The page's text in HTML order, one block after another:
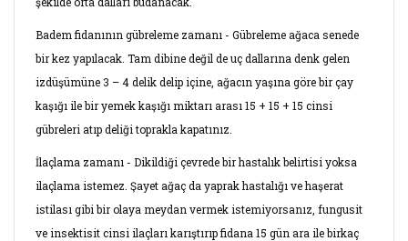
Badem fidanının gübreleme zamanı - Gübreleme ağaca senede
bir kez yapılacak. Tam dibine değil de uç dallarına denk gelen
izdüşümüne 3 – 4 delik delip içine, ağacın yaşına göre bir çay
kaşığı ile bir yemek kaşığı miktarı arası 15 + 15 + 15 cinsi
gübreleri atıp deliği toprakla kapatınız.
İlaçlama zamanı - Dikildiği çevrede bir hastalık belirtisi yoksa
ilaçlama istemez. Şayet ağaç da yaprak hastalığı ve haşerat
istilası gibi bir olaya meydan vermek istemiyorsanız, fungusit
ve insektisit cinsi ilaçları karıştırıp fidana 15 gün ara ile birkaç